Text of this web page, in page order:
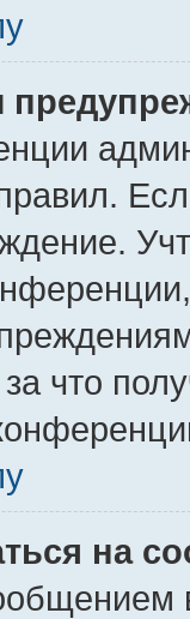
что
на